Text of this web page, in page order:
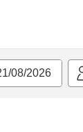
08/2026